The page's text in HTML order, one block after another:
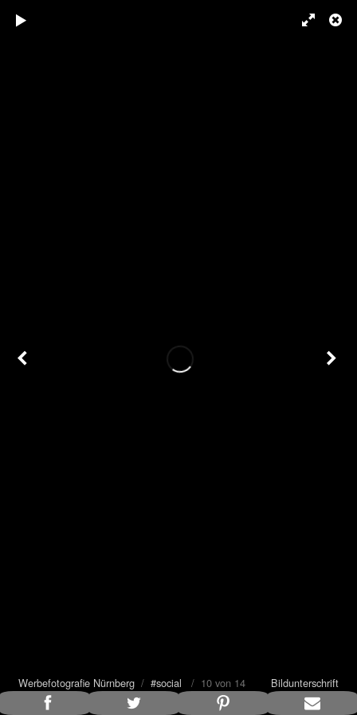
Werbefotografie Nürnberg / #social / 10 von 14 Bildunterschrift
anzeigen